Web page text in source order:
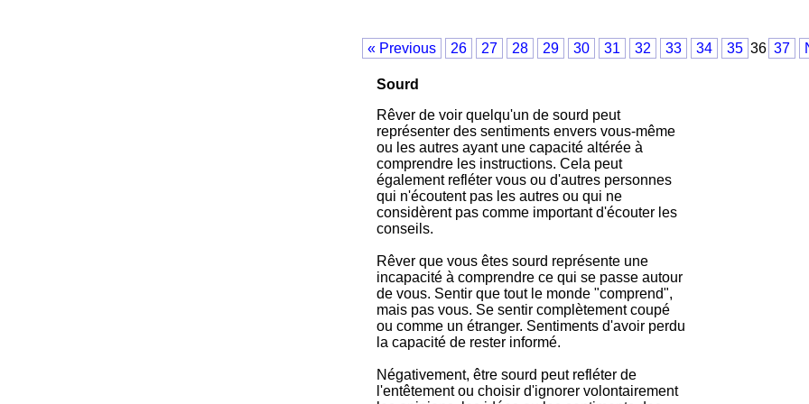
« Previous 26 27 28 29 30 31 32 33 34 35 36 37
Sourd
Rêver de voir quelqu'un de sourd peut
représenter des sentiments envers vous-même
ou les autres ayant une capacité altérée à
comprendre les instructions. Cela peut
également refléter vous ou d'autres personnes
qui n'écoutent pas les autres ou qui ne
considèrent pas comme important d'écouter les
conseils.
Rêver que vous êtes sourd représente une
incapacité à comprendre ce qui se passe autour
de vous. Sentir que tout le monde "comprend",
mais pas vous. Se sentir complètement coupé
ou comme un étranger. Sentiments d'avoir perdu
la capacité de rester informé.
Négativement, être sourd peut refléter de
l'entêtement ou choisir d'ignorer volontairement